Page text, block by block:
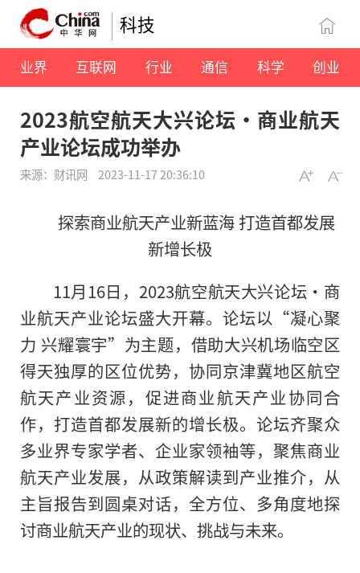
科技
业界 互联网 行业 通信 科学 创业
2023航空航天大兴论坛·商业航天
产业论坛成功举办
来源：财讯网 2023-11-17 20:36:10
探索商业航天产业新蓝海 打造首都发展
新增长极
11月16日，2023航空航天大兴论坛·商
业航天产业论坛盛大开幕。论坛以“凝心聚
力 兴耀寰宇”为主题，借助大兴机场临空区
得天独厚的区位优势，协同京津冀地区航空
航天产业资源，促进商业航天产业协同合
作，打造首都发展新的增长极。论坛齐聚众
多业界专家学者、企业家领袖等，聚焦商业
航天产业发展，从政策解读到产业推介，从
主旨报告到圆桌对话，全方位、多角度地探
讨商业航天产业的现状、挑战与未来。